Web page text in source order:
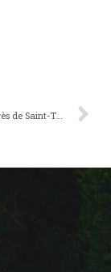
Marc Saulnier près de Saint-Thomas